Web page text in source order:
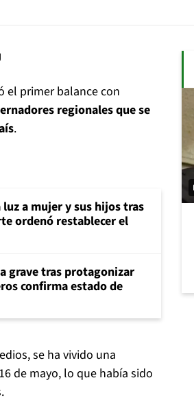
el primer balance con
regionales que se
.
a mujer y sus hijos tras
ordenó restablecer el
grave tras protagonizar
confirma estado de
se ha vivido una
de mayo, lo que había sido